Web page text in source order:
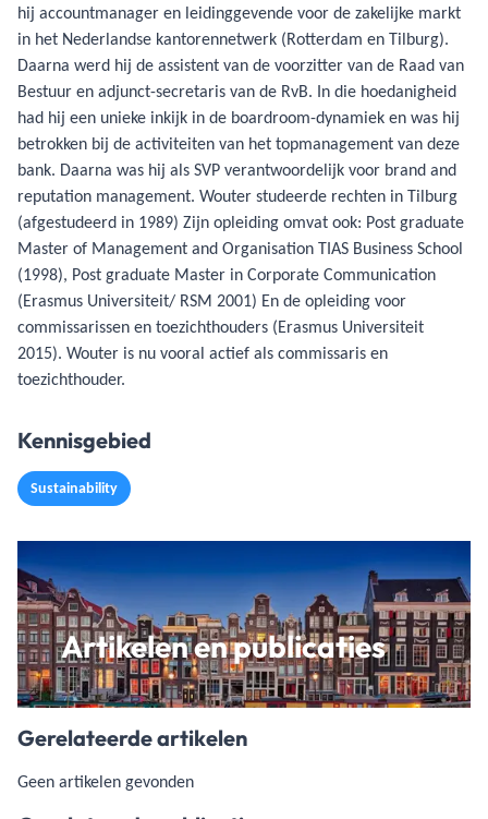
hij accountmanager en leidinggevende voor de zakelijke markt
in het Nederlandse kantorennetwerk (Rotterdam en Tilburg).
Daarna werd hij de assistent van de voorzitter van de Raad van
Bestuur en adjunct-secretaris van de RvB. In die hoedanigheid
had hij een unieke inkijk in de boardroom-dynamiek en was hij
betrokken bij de activiteiten van het topmanagement van deze
bank. Daarna was hij als SVP verantwoordelijk voor brand and
reputation management. Wouter studeerde rechten in Tilburg
(afgestudeerd in 1989) Zijn opleiding omvat ook: Post graduate
Master of Management and Organisation TIAS Business School
(1998), Post graduate Master in Corporate Communication
(Erasmus Universiteit/ RSM 2001) En de opleiding voor
commissarissen en toezichthouders (Erasmus Universiteit
2015). Wouter is nu vooral actief als commissaris en
toezichthouder.
Kennisgebied
Sustainability
Artikelen en publicaties
Gerelateerde artikelen
Geen artikelen gevonden